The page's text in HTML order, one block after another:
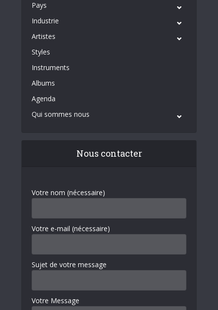
Pays
Industrie
Artistes
Styles
Instruments
Albums
Agenda
Qui sommes nous
Nous contacter
Votre nom (nécessaire)
Votre e-mail (nécessaire)
Sujet de votre message
Votre Message